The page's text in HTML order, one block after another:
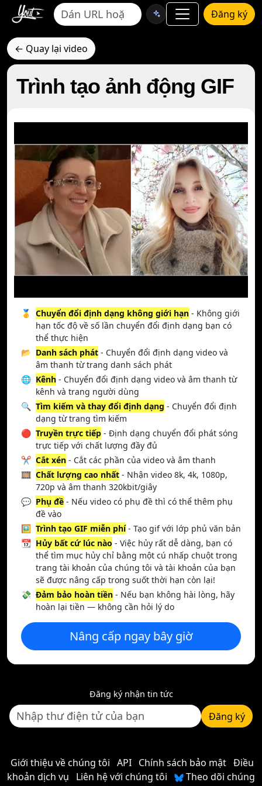
Đăng ký
← Quay lại video
Trình tạo ảnh động GIF
🥇 Chuyển đổi định dạng không giới hạn - Không giới
hạn tốc độ về số lần chuyển đổi định dạng bạn có
thể thực hiện
📂 Danh sách phát - Chuyển đổi định dạng video và
âm thanh từ trang danh sách phát
🌐 Kênh - Chuyển đổi định dạng video và âm thanh từ
kênh và trang người dùng
🔍 Tìm kiếm và thay đổi định dạng - Chuyển đổi định
dạng từ trang tìm kiếm
🔴 Truyền trực tiếp - Định dạng chuyển đổi phát sóng
trực tiếp với chất lượng đầy đủ
✂️ Cắt xén - Cắt các phần của video và âm thanh
🎞️ Chất lượng cao nhất - Nhận video 8k, 4k, 1080p,
720p và âm thanh 320kbit/giây
💬 Phụ đề - Nếu video có phụ đề thì có thể thêm phụ
đề vào
🖼️ Trình tạo GIF miễn phí- Tạo gif với lớp phủ văn bản
📆 Hủy bất cứ lúc nào - Việc hủy rất dễ dàng, bạn có
thể tìm mục hủy chỉ bằng một cú nhấp chuột trong
trang tài khoản của chúng tôi và tài khoản của bạn
sẽ được nâng cấp trong suốt thời hạn còn lại!
💸 Đảm bảo hoàn tiền - Nếu bạn không hài lòng, hãy
hoàn lại tiền — không cần hỏi lý do
Nâng cấp ngay bây giờ
Đăng ký nhận tin tức
Đăng ký
Giới thiệu về chúng tôi API Chính sách bảo mật Điều
khoản dịch vụ
Liên hệ với chúng tôi
Theo dõi chúng